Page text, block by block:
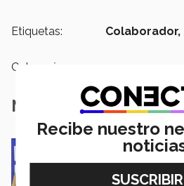
Etiquetas: Colaborador,
Categoría:
Notas Relacionadas
Impacto y legado:
del Premio Mérito
Recibe nuestro